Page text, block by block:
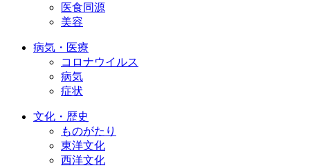
医食同源
美容
病気・医療
コロナウイルス
病気
症状
文化・歴史
ものがたり
東洋文化
西洋文化